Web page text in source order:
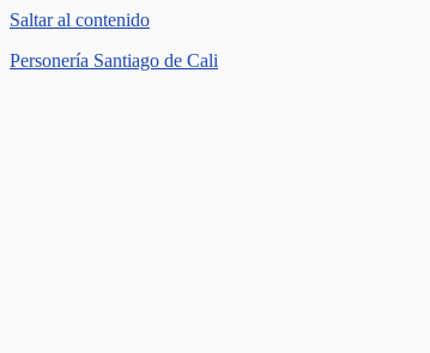
Saltar al contenido
Personería Santiago de Cali